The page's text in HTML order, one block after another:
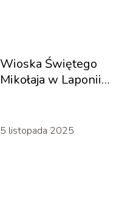
Wioska Świętego
Mikołaja w Laponii –
5 listopada 2025